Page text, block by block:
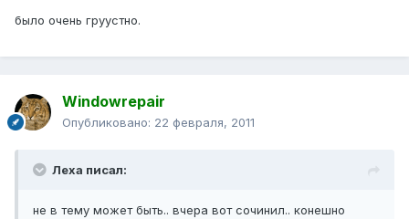
было очень груустно.
Windowrepair
Опубликовано: 22 февраля, 2011
Леха писал:
не в тему может быть.. вчера вот сочинил.. конешно